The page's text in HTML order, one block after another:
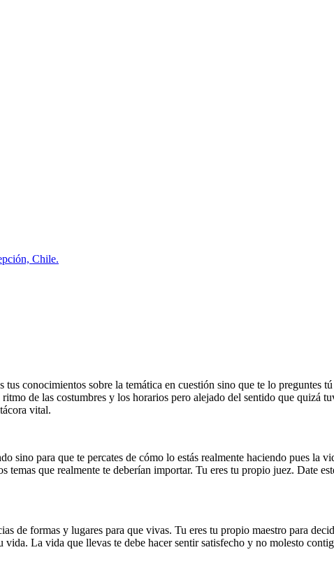
Chile.
conocimientos sobre la temática en cuestión sino que te lo preguntes
de las costumbres y los horarios pero alejado del sentido que quizá
vital.
sino para que te percates de cómo lo estás realmente haciendo pues la
temas que realmente te deberían importar. Tu eres tu propio juez. Date
de formas y lugares para que vivas. Tu eres tu propio maestro para
La vida que llevas te debe hacer sentir satisfecho y no molesto